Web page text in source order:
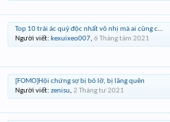
Top 10 trái ác quỷ độc nhất vô nhị mà ai cũng chiếm lấy trong One Piece
Người viết: kexuixeo007, 6 Tháng tám 2021
[FOMO]Hội chứng sợ bị bỏ lỡ, bị lãng quên
Người viết: zenisu, 2 Tháng tư 2021